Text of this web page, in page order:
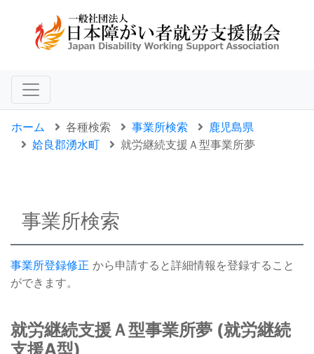
ホーム 各種検索 事業所検索
鹿児島県
姶良郡湧水町
就労継続支援Ａ型事業所夢
事業所検索
事業所登録修正 から申請すると詳細情報を登録すること
ができます。
就労継続支援Ａ型事業所夢 (就労継続
支援A型)